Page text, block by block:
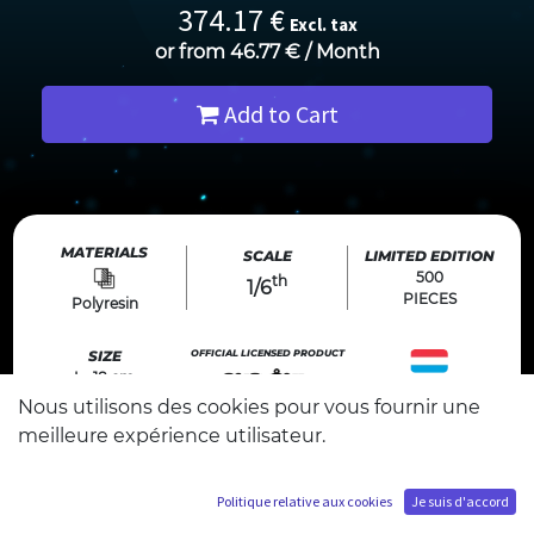
374.17 € Excl. tax
or from 46.77€ / Month
Add to Cart
MATERIALS
Polyresin
SCALE
1/6th
LIMITED EDITION
500
PIECES
SIZE
L : 18 cm
D : 36 cm
H : 36 cm
OFFICIAL LICENSED PRODUCT
©Hiro Mashima, KODANSHA/FAIRY TAIL Committee,
TV TOKYO Manufactured by SA TSUME under license
from KODANSHA Ltd.
Made in luxembourg
Nous utilisons des cookies pour vous fournir une
meilleure expérience utilisateur.
Politique relative aux cookies Je suis d'accord